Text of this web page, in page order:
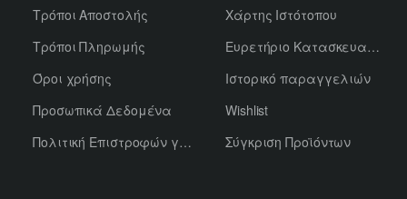
Τρόποι Αποστολής
Τρόποι Πληρωμής
Όροι χρήσης
Προσωπικά Δεδομένα
Πολιτική Επιστροφών για Χύμα Αρώματα
Χάρτης Ιστότοπου
Ευρετήριο Κατασκευαστών
Ιστορικό παραγγελιών
Wishlist
Σύγκριση Προϊόντων